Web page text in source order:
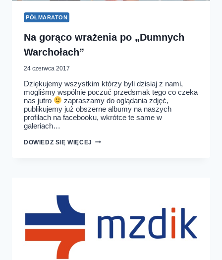
PÓŁMARATON
Na gorąco wrażenia po „Dumnych
Warchołach”
24 czerwca 2017
Dziękujemy wszystkim którzy byli dzisiaj z nami,
mogliśmy wspólnie poczuć przedsmak tego co czeka
nas jutro
zapraszamy do oglądania zdjęć,
publikujemy już obszerne albumy na naszych
profilach na facebooku, wkrótce te same w
galeriach…
DOWIEDZ SIĘ WIĘCEJ NA